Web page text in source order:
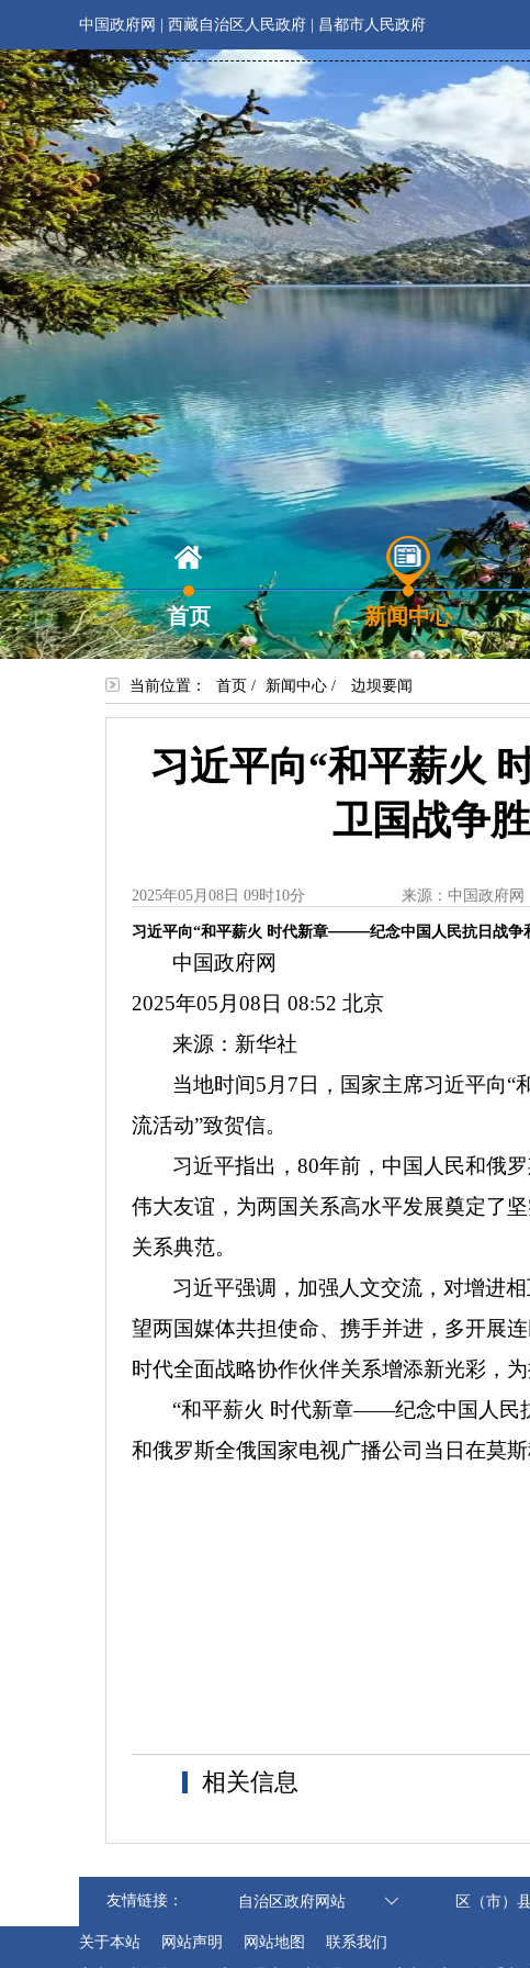
中国政府网 西藏自治区人民政府 昌都市人民政府
首页 新闻中心
当前位置： 首页 / 新闻中心 / 边坝要闻
习近平向“和平薪火
卫国战争
2025年05月08日 09时10分 来源：中国政府网
习近平向“和平薪火 时代新章——纪念中国人民抗日战争
中国政府网
2025年05月08日 08:52 北京
来源：新华社
当地时间5月7日，国家主席习近平向
流活动”致贺信。
习近平指出，80年前，中国人民和俄
伟大友谊，为两国关系高水平发展奠定了
关系典范。
习近平强调，加强人文交流，对增进
望两国媒体共担使命、携手并进，多开展
时代全面战略协作伙伴关系增添新光彩，
“和平薪火 时代新章——纪念中国人民
和俄罗斯全俄国家电视广播公司当日在莫
相关信息
友情链接： 自治区政府网站 区（市）
关于本站 网站声明 网站地图
联系我们